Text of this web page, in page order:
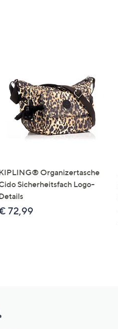
Organizertasche
Sicherheitsfach Logo-
72,99